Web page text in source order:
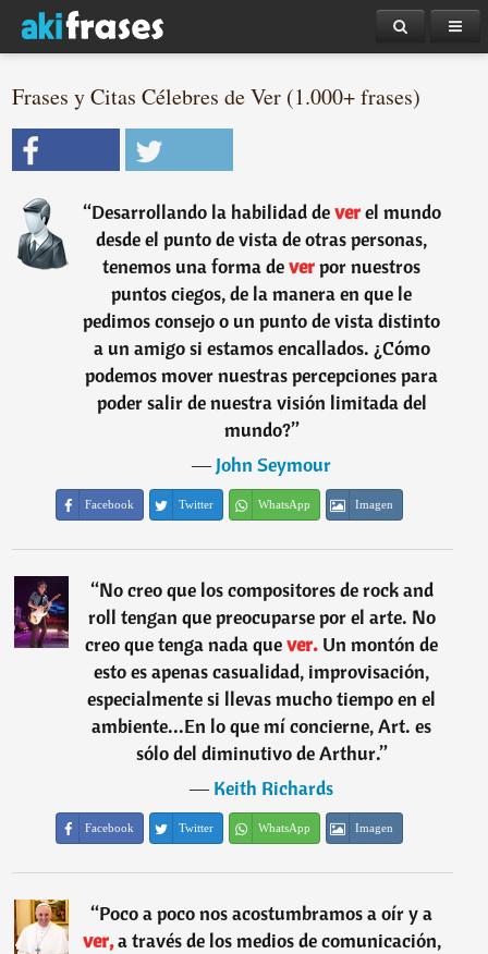
Frases y Citas Célebres de Ver (1.000+ frases)
“Desarrollando la habilidad deverel mundo
desde el punto de vista de otras personas,
tenemos una forma deverpor nuestros
puntos ciegos, de la manera en que le
pedimos consejo o un punto de vista distinto
a un amigo si estamos encallados. ¿Cómo
podemos mover nuestras percepciones para
poder salir de nuestra visión limitada del
mundo?”
―John Seymour
Facebook Twitter WhatsApp Imagen
“No creo que los compositores de rock and
roll tengan que preocuparse por el arte. No
creo que tenga nada quever. Un montón de
esto es apenas casualidad, improvisación,
especialmente si llevas mucho tiempo en el
ambiente...En lo que mí concierne, Art. es
sólo del diminutivo de Arthur.”
―Keith Richards
Facebook Twitter WhatsApp Imagen
“Poco a poco nos acostumbramos a oír y a
ver,a través de los medios de comunicación,